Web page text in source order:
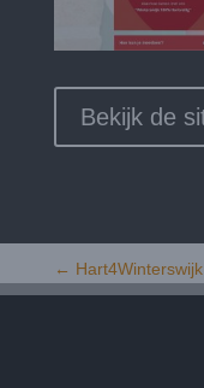
Bekijk de
← Hart4Winterswijk